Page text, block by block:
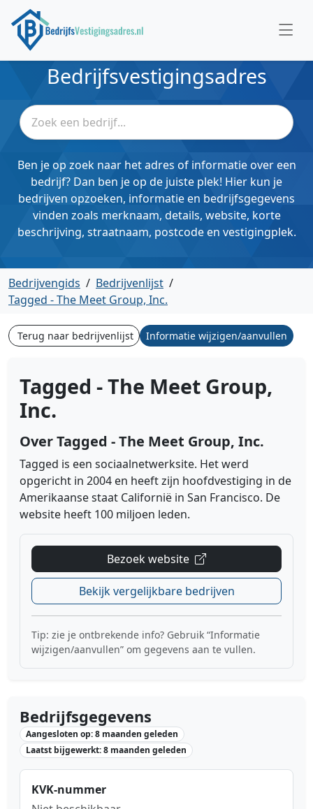
Bedrijfsvestigingsadres
Ben je op zoek naar het adres of informatie over een
bedrijf? Dan ben je op de juiste plek! Hier kun je
bedrijven opzoeken, informatie en bedrijfsgegevens
vinden zoals merknaam, details, website, korte
beschrijving, straatnaam, postcode en vestigingplek.
Bedrijvengids / Bedrijvenlijst /
Tagged - The Meet Group, Inc.
Terug naar bedrijvenlijst Informatie wijzigen/aanvullen
Tagged - The Meet Group,
Inc.
Over Tagged - The Meet Group, Inc.
Tagged is een sociaalnetwerksite. Het werd
opgericht in 2004 en heeft zijn hoofdvestiging in de
Amerikaanse staat Californië in San Francisco. De
website heeft 100 miljoen leden.
Bezoek website
Bekijk vergelijkbare bedrijven
Tip: zie je ontbrekende info? Gebruik “Informatie
wijzigen/aanvullen” om gegevens aan te vullen.
Bedrijfsgegevens
Aangesloten op: 8 maanden geleden
Laatst bijgewerkt: 8 maanden geleden
KVK-nummer